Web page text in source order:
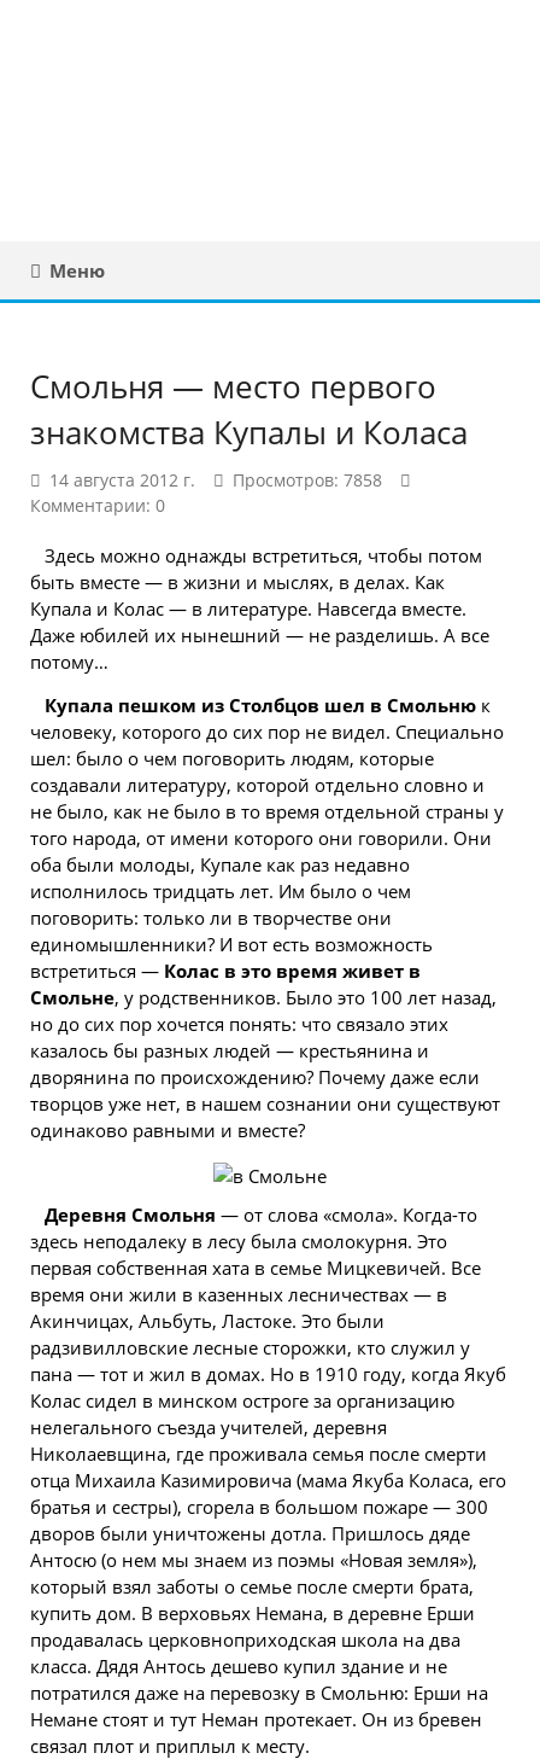
Меню
Смольня — место первого
знакомства Купалы и Коласа
14 августа 2012 г.
Просмотров: 7858
Комментарии: 0
Здесь можно однажды встретиться, чтобы потом
быть вместе — в жизни и мыслях, в делах. Как
Купала и Колас — в литературе. Навсегда вместе.
Даже юбилей их нынешний — не разделишь. А все
потому…
Купала пешком из Столбцов шел в Смольню к
человеку, которого до сих пор не видел. Специально
шел: было о чем поговорить людям, которые
создавали литературу, которой отдельно словно и
не было, как не было в то время отдельной страны у
того народа, от имени которого они говорили. Они
оба были молоды, Купале как раз недавно
исполнилось тридцать лет. Им было о чем
поговорить: только ли в творчестве они
единомышленники? И вот есть возможность
встретиться — Колас в это время живет в
Смольне, у родственников. Было это 100 лет назад,
но до сих пор хочется понять: что связало этих
казалось бы разных людей — крестьянина и
дворянина по происхождению? Почему даже если
творцов уже нет, в нашем сознании они существуют
одинаково равными и вместе?
Деревня Смольня — от слова «смола». Когда-то
здесь неподалеку в лесу была смолокурня. Это
первая собственная хата в семье Мицкевичей. Все
время они жили в казенных лесничествах — в
Акинчицах, Альбуть, Ластоке. Это были
радзивилловские лесные сторожки, кто служил у
пана — тот и жил в домах. Но в 1910 году, когда Якуб
Колас сидел в минском остроге за организацию
нелегального съезда учителей, деревня
Николаевщина, где проживала семья после смерти
отца Михаила Казимировича (мама Якуба Коласа, его
братья и сестры), сгорела в большом пожаре — 300
дворов были уничтожены дотла. Пришлось дяде
Антосю (о нем мы знаем из поэмы «Новая земля»),
который взял заботы о семье после смерти брата,
купить дом. В верховьях Немана, в деревне Ерши
продавалась церковноприходская школа на два
класса. Дядя Антось дешево купил здание и не
потратился даже на перевозку в Смольню: Ерши на
Немане стоят и тут Неман протекает. Он из бревен
связал плот и приплыл к месту.